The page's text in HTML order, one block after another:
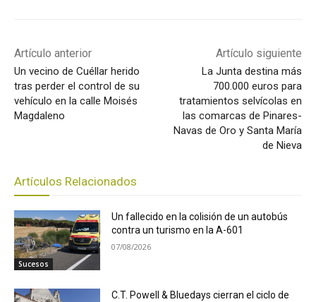
Artículo anterior
Un vecino de Cuéllar herido
tras perder el control de su
vehículo en la calle Moisés
Magdaleno
Artículo siguiente
La Junta destina más
700.000 euros para
tratamientos selvícolas en
las comarcas de Pinares-
Navas de Oro y Santa María
de Nieva
Artículos Relacionados
Sucesos
Un fallecido en la colisión de un autobús
contra un turismo en la A-601
07/08/2026
C.T. Powell & Bluedays cierran el ciclo de